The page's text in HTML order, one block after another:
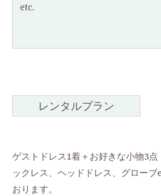
etc.
レンタルプラン
ゲストドレス1着＋お好きな小物3
ックレス、ヘッドドレス、グロー
おります。